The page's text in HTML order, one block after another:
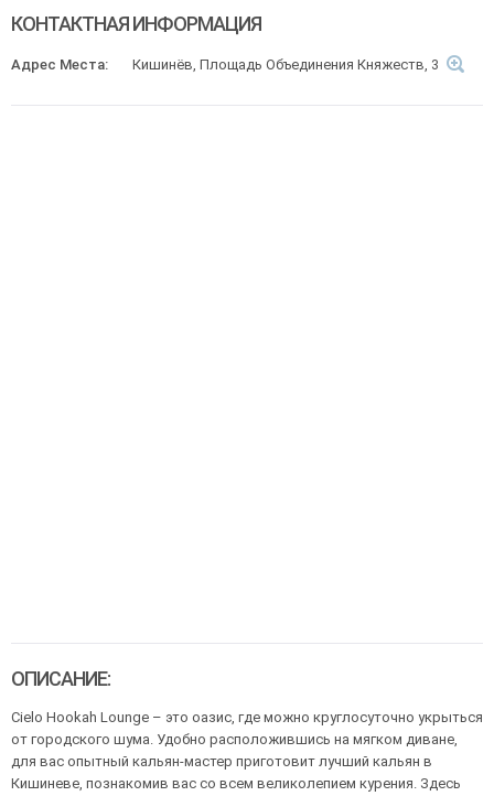
КОНТАКТНАЯ ИНФОРМАЦИЯ
Адрес Места: Кишинёв, Площадь Объединения Княжеств, 3
ОПИСАНИЕ:
Cielo Hookah Lounge – это оазис, где можно круглосуточно укрыться
от городского шума. Удобно расположившись на мягком диване,
для вас опытный кальян-мастер приготовит лучший кальян в
Кишиневе, познакомив вас со всем великолепием курения. Здесь